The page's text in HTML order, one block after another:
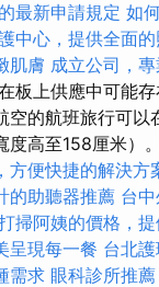
最新申請規定 如
中心，提供全面
肌膚 成立公司，
板上供應中可能
空的航班旅行可以
度高至158厘米）。
方便快捷的解決方
的助聽器推薦 台
掃阿姨的價格，
呈現每一餐 台北
需求 眼科診所推